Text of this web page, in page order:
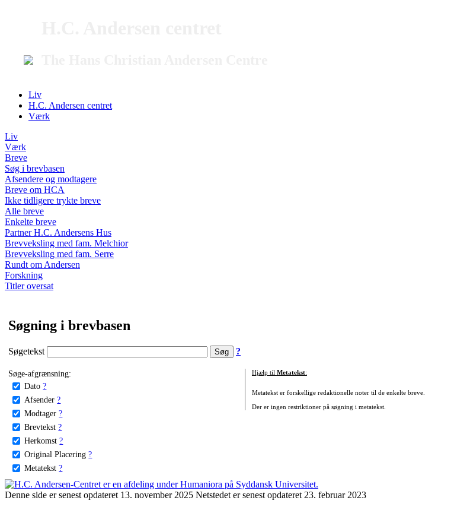
Liv
H.C. Andersen centret
Værk
Liv
Værk
Breve
Søg i brevbasen
Afsendere og modtagere
Breve om HCA
Ikke tidligere trykte breve
Alle breve
Enkelte breve
Partner H.C. Andersens Hus
Brevveksling med fam. Melchior
Brevveksling med fam. Serre
Rundt om Andersen
Forskning
Titler oversat
Søgning i brevbasen
Søgetekst ?
Søge-afgrænsning:
Dato ?
Afsender ?
Modtager ?
Brevtekst ?
Herkomst ?
Original Placering ?
Metatekst ?
Hjælp til Metatekst:
Metatekst er forskellige redaktionelle noter til de enkelte breve.
Der er ingen restriktioner på søgning i metatekst.
Denne side er senest opdateret 13. november 2025 Netstedet er senest opdateret 23. februar 2023